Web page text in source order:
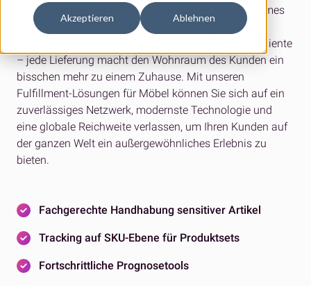
Akzeptieren Ablehnen
Von Dekorationsartikeln, die dem Design eines Raumes
den letzten Schliff verleihen, bis hin zu
Einrichtungsgegenständen für ein gemütliches Ambiente
– jede Lieferung macht den Wohnraum des Kunden ein
bisschen mehr zu einem Zuhause. Mit unseren
Fulfillment-Lösungen für Möbel können Sie sich auf ein
zuverlässiges Netzwerk, modernste Technologie und
eine globale Reichweite verlassen, um Ihren Kunden auf
der ganzen Welt ein außergewöhnliches Erlebnis zu
bieten.
Fachgerechte Handhabung sensitiver Artikel
Tracking auf SKU-Ebene für Produktsets
Fortschrittliche Prognosetools